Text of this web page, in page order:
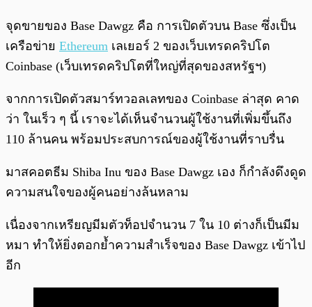
จุดขายของ Base Dawgz คือ การเปิดตัวบน Base ซึ่งเป็น
เครือข่าย Ethereum เลเยอร์ 2 ของเว็บเทรดคริปโต
Coinbase (เว็บเทรดคริปโตที่ใหญ่ที่สุดของสหรัฐฯ)
จากการเปิดตัวสมาร์ทวอลเลทของ Coinbase ล่าสุด คาด
ว่า ในเร็ว ๆ นี้ เราจะได้เห็นจำนวนผู้ใช้งานที่เพิ่มขึ้นถึง
110 ล้านคน พร้อมประสบการณ์ของผู้ใช้งานที่ราบรื่น
มาสคอตธีม Shiba Inu ของ Base Dawgz เอง ก็กำลังดึงดูด
ความสนใจของผู้คนอย่างล้นหลาม
เนื่องจากเหรียญมีมตัวท็อปจำนวน 7 ใน 10 ต่างก็เป็นมีม
หมา ทำให้ยิ่งตอกย้ำความสำเร็จของ Base Dawgz เข้าไป
อีก